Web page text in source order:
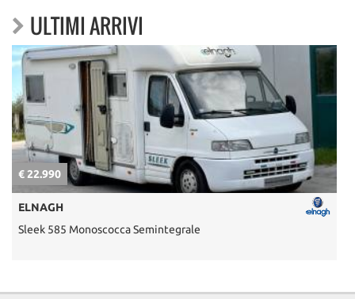
ULTIMI ARRIVI
€ 22.990
ELNAGH
Sleek 585 Monoscocca Semintegrale